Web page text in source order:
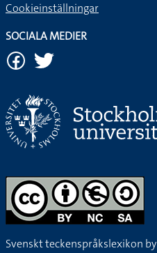
Cookieinställningar
SOCIALA MEDIER
Svenskt teckenspråkslexikon by